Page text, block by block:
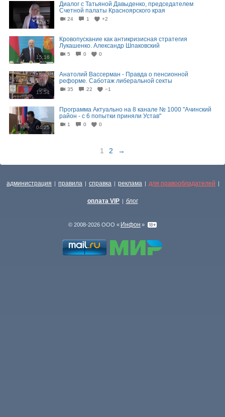
42:45
Диалог с Татьяной Давыденко, председателем
Счетной палаты Красноярского края
24 1 +2
15:16
Кровопускание как антикризисная стратегия
Лукашенко. Александр Шпаковский
5 0 0
15:54
Анатолий Вассерман - Правда о пенсионной
реформе. Саботаж либеральной секты
35 22 −1
04:25
Программа Актуально на 8 канале № 1000 "Ачинский
район - с 6 попытки приняли Устав"
1 0 0
1 2 →
администрация | правила | справка | реклама | для правообладателей |
оплата VIP | блог
© 2008-2026 ООО « Инфон »